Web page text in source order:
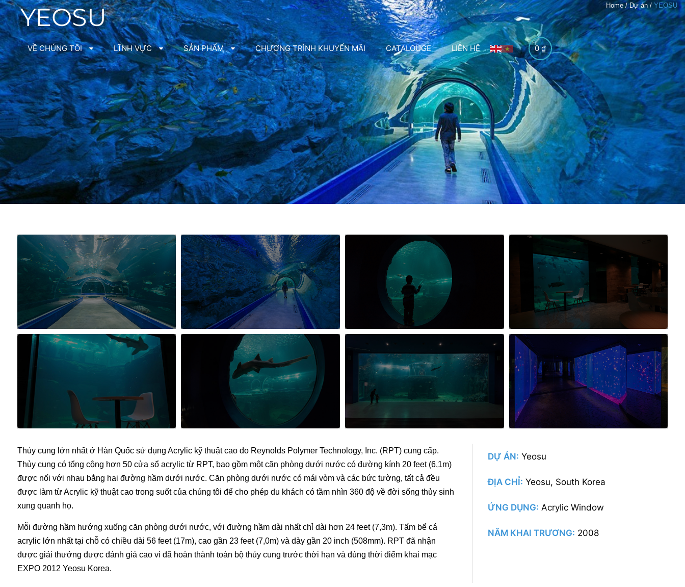
VỀ CHÚNG TÔI LĨNH VỰC SẢN PHẨM CHƯƠNG TRÌNH KHUYẾN MÃI CATALOUGE LIÊN HỆ 0₫
YEOSU Home /Dự án/ YEOSU
Thủy cung lớn nhất ở Hàn Quốc sử dụng Acrylic kỹ thuật cao do Reynolds Polymer Technology, Inc. (RPT) cung cấp.
Thủy cung có tổng cộng hơn 50 cửa sổ acrylic từ RPT, bao gồm một căn phòng dưới nước có đường kính 20 feet (6,1m)
được nối với nhau bằng hai đường hầm dưới nước. Căn phòng dưới nước có mái vòm và các bức tường, tất cả đều
được làm từ Acrylic kỹ thuật cao trong suốt của chúng tôi để cho phép du khách có tầm nhìn 360 độ về đời sống thủy sinh
xung quanh họ.
Mỗi đường hầm hướng xuống căn phòng dưới nước, với đường hầm dài nhất chỉ dài hơn 24 feet (7,3m). Tấm bể cá
acrylic lớn nhất tại chỗ có chiều dài 56 feet (17m), cao gần 23 feet (7,0m) và dày gần 20 inch (508mm). RPT đã nhận
được giải thưởng được đánh giá cao vì đã hoàn thành toàn bộ thủy cung trước thời hạn và đúng thời điểm khai mạc
EXPO 2012 Yeosu Korea.
DỰ ÁN: Yeosu
ĐỊA CHỈ: Yeosu, South Korea
ỨNG DỤNG: Acrylic Window
NĂM KHAI TRƯƠNG: 2008